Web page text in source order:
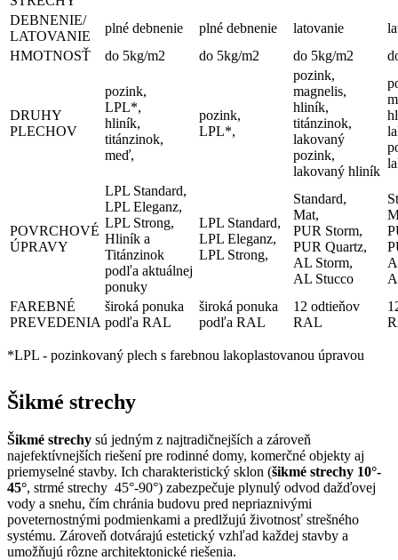
DEBNENIE/
LATOVANIE
plné debnenie plné debnenie latovanie
HMOTNOSŤ
do 5kg/m2 do 5kg/m2 do 5kg/m2
DRUHY
PLECHOV
pozink,
LPL*,
hliník,
titánzinok,
meď,
pozink,
LPL*,
pozink,
magnelis,
hliník,
titánzinok,
lakovaný
pozink,
lakovaný hliník
POVRCHOVÉ
ÚPRAVY
LPL Standard,
LPL Eleganz,
LPL Strong,
Hliník a
Titánzinok
podľa aktuálnej
ponuky
LPL Standard,
LPL Eleganz,
LPL Strong,
Standard,
Mat,
PUR Storm,
PUR Quartz,
AL Storm,
AL Stucco
FAREBNÉ
PREVEDENIA
široká ponuka
podľa RAL
široká ponuka
podľa RAL
12 odtieňov
RAL
*LPL - pozinkovaný plech s farebnou lakoplastovanou úpravou
Šikmé strechy
Šikmé strechy sú jedným z najtradičnejších a zároveň
najefektívnejších riešení pre rodinné domy, komerčné objekty aj
priemyselné stavby. Ich charakteristický sklon (šikmé strechy 10°-
45°, strmé strechy 45°-90°) zabezpečuje plynulý odvod dažďovej
vody a snehu, čím chránia budovu pred nepriaznivými
poveternostnými podmienkami a predlžujú životnosť strešného
systému. Zároveň dotvárajú estetický vzhľad každej stavby a
umožňujú rôzne architektonické riešenia.